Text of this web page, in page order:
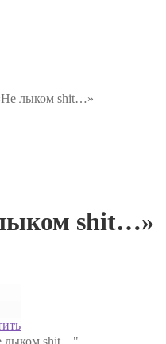
лыком shit…»
shit…»
лыком shit…"